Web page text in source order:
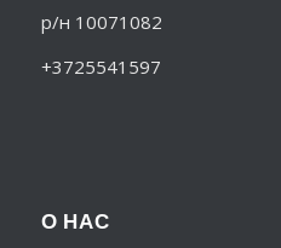
р/н 10071082
+3725541597
О НАС